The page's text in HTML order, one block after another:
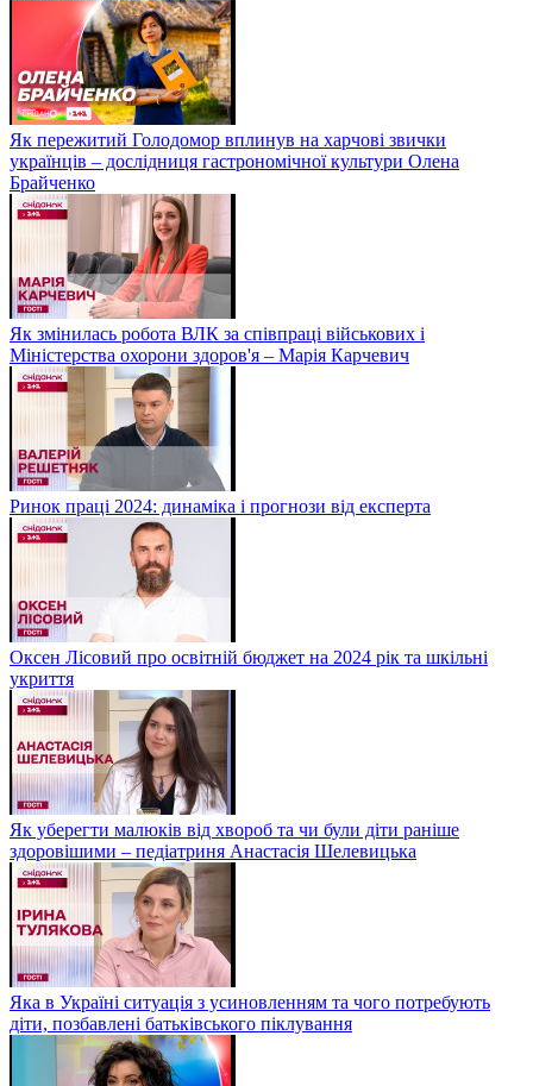
Як пережитий Голодомор вплинув на харчові звички
українців – дослідниця гастрономічної культури Олена
Брайченко
Як змінилась робота ВЛК за співпраці військових і
Міністерства охорони здоров'я – Марія Карчевич
Ринок праці 2024: динаміка і прогнози від експерта
Оксен Лісовий про освітній бюджет на 2024 рік та шкільні
укриття
Як уберегти малюків від хвороб та чи були діти раніше
здоровішими – педіатриня Анастасія Шелевицька
Яка в Україні ситуація з усиновленням та чого потребують
діти, позбавлені батьківського піклування